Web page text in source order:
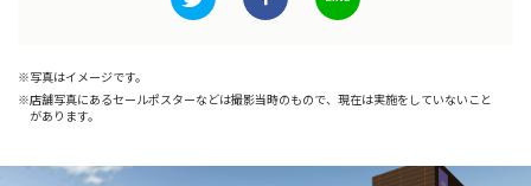
写真はイメージです。
店舗写真にあるセールポスターなどは撮影当時のもので、現在は実施をしていないこと
があります。